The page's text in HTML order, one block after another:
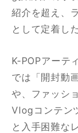
紹介を超え、
として定着し
K-POPアーテ
では「開封動
や、ファッシ
Vlogコンテン
と入手困難な